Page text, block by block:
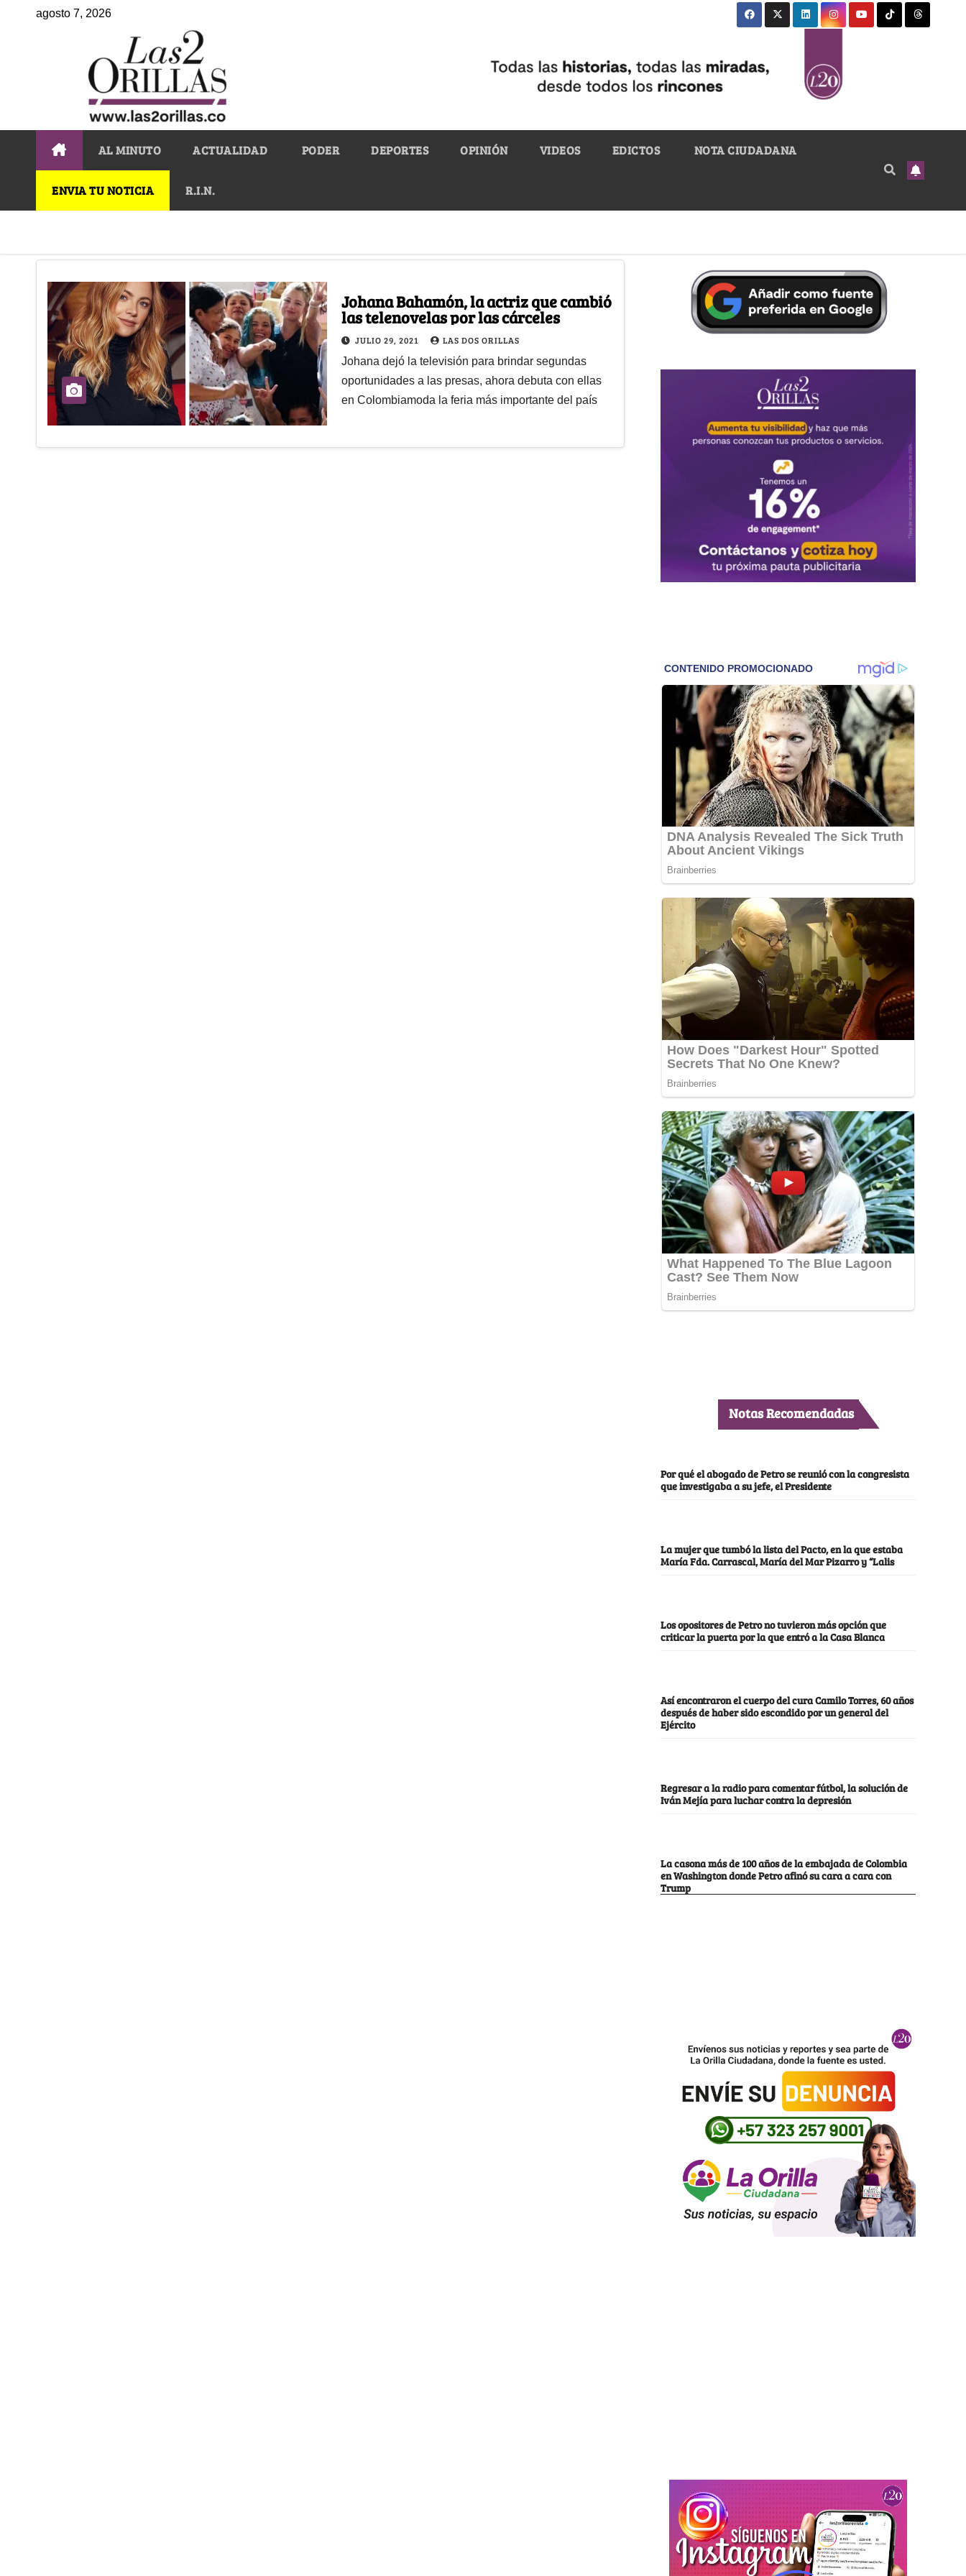
agosto 7, 2026
AL MINUTO ACTUALIDAD PODER DEPORTES OPINIÓN VIDEOS EDICTOS NOTA CIUDADANA
ENVIA TU NOTICIA R.I.N.
Johana Bahamón, la actriz que cambió
las telenovelas por las cárceles
JULIO 29, 2021 LAS DOS ORILLAS
Johana dejó la televisión para brindar segundas
oportunidades a las presas, ahora debuta con ellas
en Colombiamoda la feria más importante del país
Notas Recomendadas
Por qué el abogado de Petro se reunió con la congresista
que investigaba a su jefe, el Presidente
La mujer que tumbó la lista del Pacto, en la que estaba
María Fda. Carrascal, María del Mar Pizarro y “Lalis
Los opositores de Petro no tuvieron más opción que
criticar la puerta por la que entró a la Casa Blanca
Así encontraron el cuerpo del cura Camilo Torres, 60 años
después de haber sido escondido por un general del
Ejército
Regresar a la radio para comentar fútbol, la solución de
Iván Mejía para luchar contra la depresión
La casona más de 100 años de la embajada de Colombia
en Washington donde Petro afinó su cara a cara con
Trump